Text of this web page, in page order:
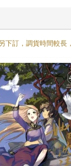
訂，調貨時間較長